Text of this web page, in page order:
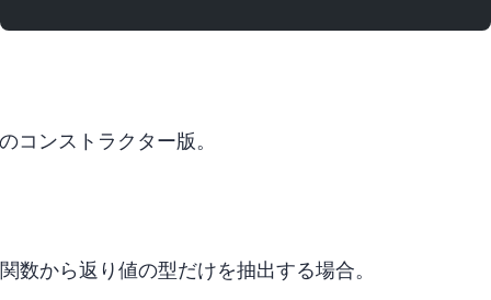
Parametersのコンストラクター版。
関数から返り値の型だけを抽出する場合。